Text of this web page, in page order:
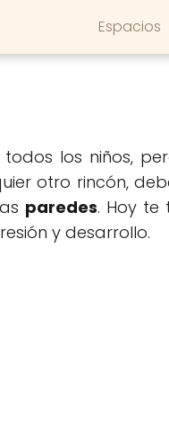
Espacios
los niños,
otro rincón,
paredes. Hoy te
y desarrollo.